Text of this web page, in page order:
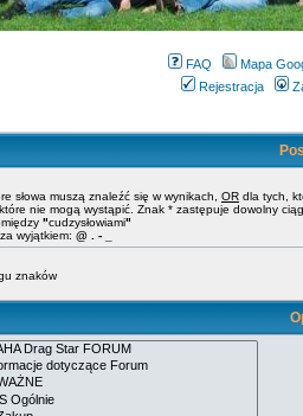
FAQ
Mapa
Rejestracja
słowa muszą znaleźć się w wynikach, OR dla tych,
nie mogą wystąpić. Znak * zastępuje dowolny
"cudzysłowiami"
wyjątkiem: @ . - _
znaków